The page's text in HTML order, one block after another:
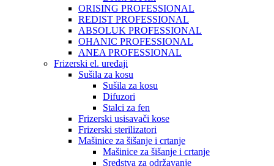
ORISING PROFESSIONAL
REDIST PROFESSIONAL
ABSOLUK PROFESSIONAL
OHANIC PROFESSIONAL
ANEA PROFESSIONAL
Frizerski el. uređaji
Sušila za kosu
Sušila za kosu
Difuzori
Stalci za fen
Frizerski usisavači kose
Frizerski sterilizatori
Mašinice za šišanje i crtanje
Mašinice za šišanje i crtanje
Sredstva za održavanje